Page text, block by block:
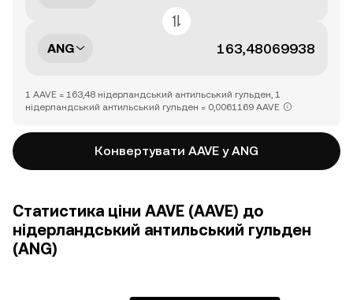
ANG
1 AAVE = 163,48 нідерландський антильський гульден, 1
нідерландський антильський гульден = 0,0061169 AAVE
Конвертувати AAVE у ANG
Статистика ціни AAVE (AAVE) до
нідерландський антильський гульден
(ANG)